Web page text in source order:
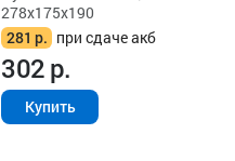
278x175x190
281 р. при сдаче акб
302р.
Купить